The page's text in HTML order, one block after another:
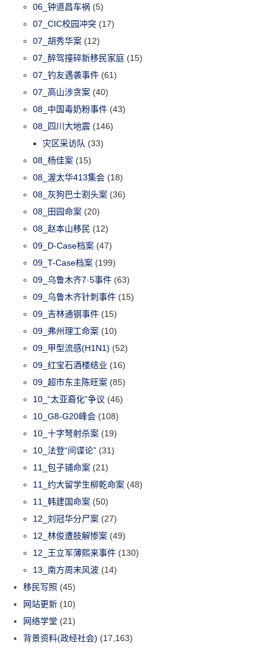
06_钟道昌车祸 (5)
07_CIC校园冲突 (17)
07_胡秀华案 (12)
07_醉驾撞碎新移民家庭 (15)
07_钓友遇袭事件 (61)
07_高山涉贪案 (40)
08_中国毒奶粉事件 (43)
08_四川大地震 (146)
灾区采访队 (33)
08_杨佳案 (15)
08_渥太华413集会 (18)
08_灰狗巴士割头案 (36)
08_田园命案 (20)
08_赵本山移民 (12)
09_D-Case档案 (47)
09_T-Case档案 (199)
09_乌鲁木齐7·5事件 (63)
09_乌鲁木齐针刺事件 (15)
09_吉林通钢事件 (15)
09_弗州理工命案 (10)
09_甲型流感(H1N1) (52)
09_红宝石酒楼结业 (16)
09_超市东主陈旺案 (85)
10_“太亚裔化”争议 (46)
10_G8-G20峰会 (108)
10_十字弩射杀案 (19)
10_法登“间谍论” (31)
11_包子铺命案 (21)
11_约大留学生柳乾命案 (48)
11_韩建国命案 (50)
12_刘冠华分尸案 (27)
12_林俊遭肢解惨案 (49)
12_王立军薄熙来事件 (130)
13_南方周末风波 (14)
移民写照 (45)
网站更新 (10)
网络学堂 (21)
背景资料(政经社会) (17,163)